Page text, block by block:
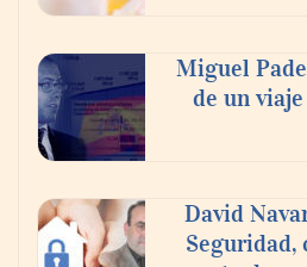
impulsando la
marítimo
Miguel
de un
David